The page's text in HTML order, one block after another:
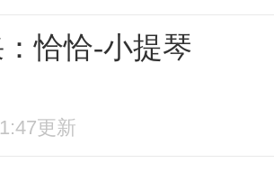
恰恰-小提琴
更新